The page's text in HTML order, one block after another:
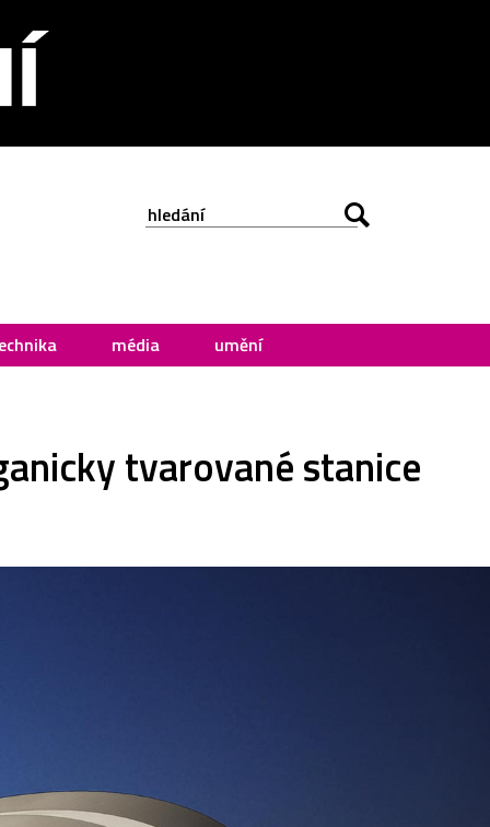
média umění
tvarované stanice